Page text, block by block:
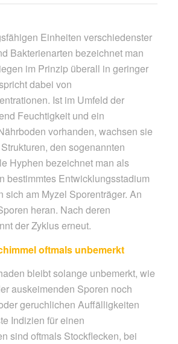
Einheiten verschiedenster
Bakterienarten bezeichnet man
im Prinzip überall in geringer
dabei von
Ist im Umfeld der
Feuchtigkeit und ein
vorhanden, wachsen sie
den sogenannten
Hyphen bezeichnet man als
bestimmtes Entwicklungsstadium
sich am Myzel Sporenträger. An
heran. Nach deren
der Zyklus erneut.
oftmals unbemerkt
bleibt solange unbemerkt, wie
auskeimenden Sporen noch
geruchlichen Auffälligkeiten
Indizien für einen
sind oftmals Stockflecken, bei